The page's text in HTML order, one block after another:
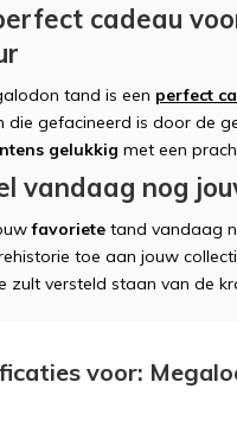
cadeau
tand is een perfect
die gefacineerd is door de
gelukkig met een
vandaag nog
favoriete tand vandaag
toe aan jouw
zult versteld staan van de
voor: